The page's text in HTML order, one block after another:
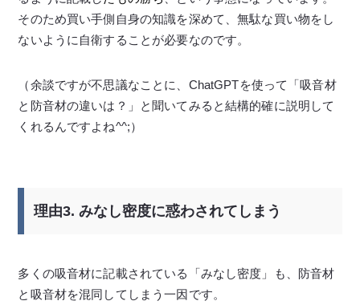
そのため買い手側自身の知識を深めて、無駄な買い物をし
ないように自衛することが必要なのです。
（余談ですが不思議なことに、ChatGPTを使って「吸音材
と防音材の違いは？」と聞いてみると結構的確に説明して
くれるんですよね^^;）
理由3. みなし密度に惑わされてしまう
多くの吸音材に記載されている「みなし密度」も、防音材
と吸音材を混同してしまう一因です。